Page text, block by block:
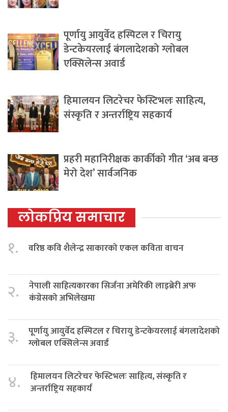
पूर्णायु आयुर्वेद हस्पिटल र चिरायु
डेन्टकेयरलाई बंगलादेशको ग्लोबल
एक्सिलेन्स अवार्ड
हिमालयन लिटरेचर फेस्टिभलः साहित्य,
संस्कृति र अन्तर्राष्ट्रिय सहकार्य
प्रहरी महानिरीक्षक कार्कीको गीत ‘अब बन्छ
मेरो देश’ सार्वजनिक
लोकप्रिय समाचार
१. वरिष्ठ कवि शैलेन्द्र साकारको एकल कविता वाचन
२.
नेपाली साहित्यकारका सिर्जना अमेरिकी लाइब्रेरी अफ
कंग्रेसको अभिलेखमा
३.
पूर्णायु आयुर्वेद हस्पिटल र चिरायु डेन्टकेयरलाई बंगलादेशको
ग्लोबल एक्सिलेन्स अवार्ड
४.
हिमालयन लिटरेचर फेस्टिभलः साहित्य, संस्कृति र
अन्तर्राष्ट्रिय सहकार्य